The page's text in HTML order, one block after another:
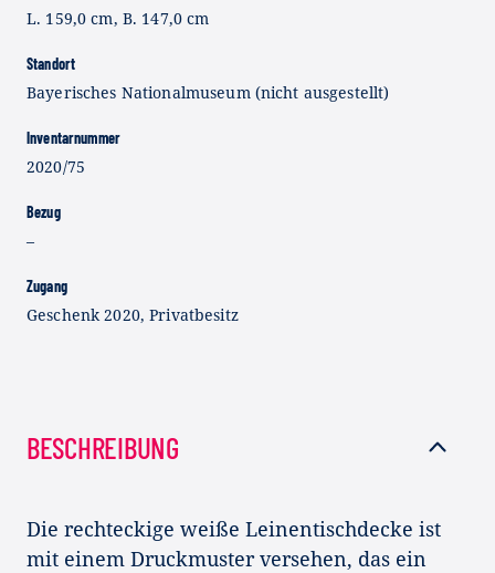
L. 159,0 cm, B. 147,0 cm
Standort
Bayerisches Nationalmuseum (nicht ausgestellt)
Inventarnummer
2020/75
Bezug
–
Zugang
Geschenk 2020, Privatbesitz
BESCHREIBUNG
Die rechteckige weiße Leinentischdecke ist
mit einem Druckmuster versehen, das ein